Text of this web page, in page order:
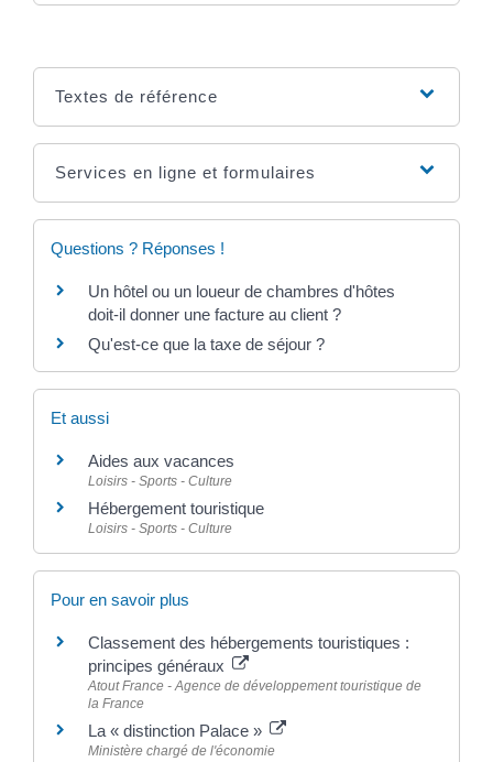
Textes de référence
Services en ligne et formulaires
Questions ? Réponses !
Un hôtel ou un loueur de chambres d'hôtes
doit-il donner une facture au client ?
Qu'est-ce que la taxe de séjour ?
Et aussi
Aides aux vacances
Loisirs - Sports - Culture
Hébergement touristique
Loisirs - Sports - Culture
Pour en savoir plus
Classement des hébergements touristiques :
principes généraux
Atout France - Agence de développement touristique de
la France
La « distinction Palace »
Ministère chargé de l'économie